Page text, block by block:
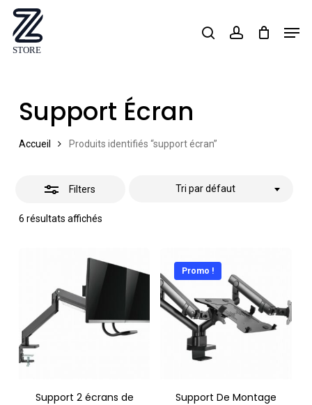
Skip
main
searchaccount
Support Écran
Accueil Produits identifiés “support écran”
Filters
6 résultats affichés
Tri par défaut
Close
Support 2 écrans de
Promo !
Support De Montage